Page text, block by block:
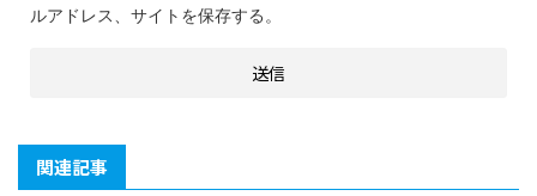
ルアドレス、サイトを保存する。
関連記事